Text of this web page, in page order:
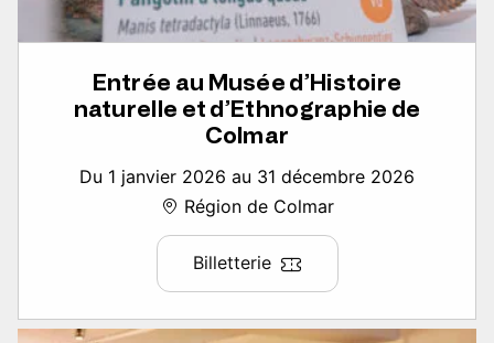
Entrée au Musée d’Histoire
naturelle et d’Ethnographie de
Colmar
Du 1 janvier 2026 au 31 décembre 2026
Région de Colmar
Billetterie